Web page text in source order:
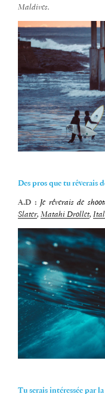
Maldives.
Des pros que tu rêverais
A.D : Je rêverais de
Slater, Matahi Drollet,
Tu serais intéressée par